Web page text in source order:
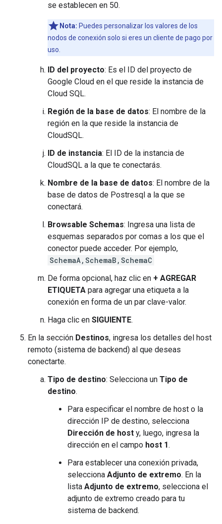
se establecen en 50.
Nota: Puedes personalizar los valores de los
nodos de conexión solo si eres un cliente de pago por
uso.
ID del proyecto: Es el ID del proyecto de
Google Cloud en el que reside la instancia de
Cloud SQL.
Región de la base de datos: El nombre de la
región en la que reside la instancia de
CloudSQL.
ID de instancia: El ID de la instancia de
CloudSQL a la que te conectarás.
Nombre de la base de datos: El nombre de la
base de datos de Postresql a la que se
conectará.
Browsable Schemas: Ingresa una lista de
esquemas separados por comas a los que el
conector puede acceder. Por ejemplo,
SchemaA,SchemaB,SchemaC
De forma opcional, haz clic en + AGREGAR
ETIQUETA para agregar una etiqueta a la
conexión en forma de un par clave-valor.
Haga clic en SIGUIENTE.
En la sección Destinos, ingresa los detalles del host
remoto (sistema de backend) al que deseas
conectarte.
Tipo de destino: Selecciona un Tipo de
destino.
Para especificar el nombre de host o la
dirección IP de destino, selecciona
Dirección de host y, luego, ingresa la
dirección en el campo host 1.
Para establecer una conexión privada,
selecciona Adjunto de extremo. En la
lista Adjunto de extremo, selecciona el
adjunto de extremo creado para tu
sistema de backend.